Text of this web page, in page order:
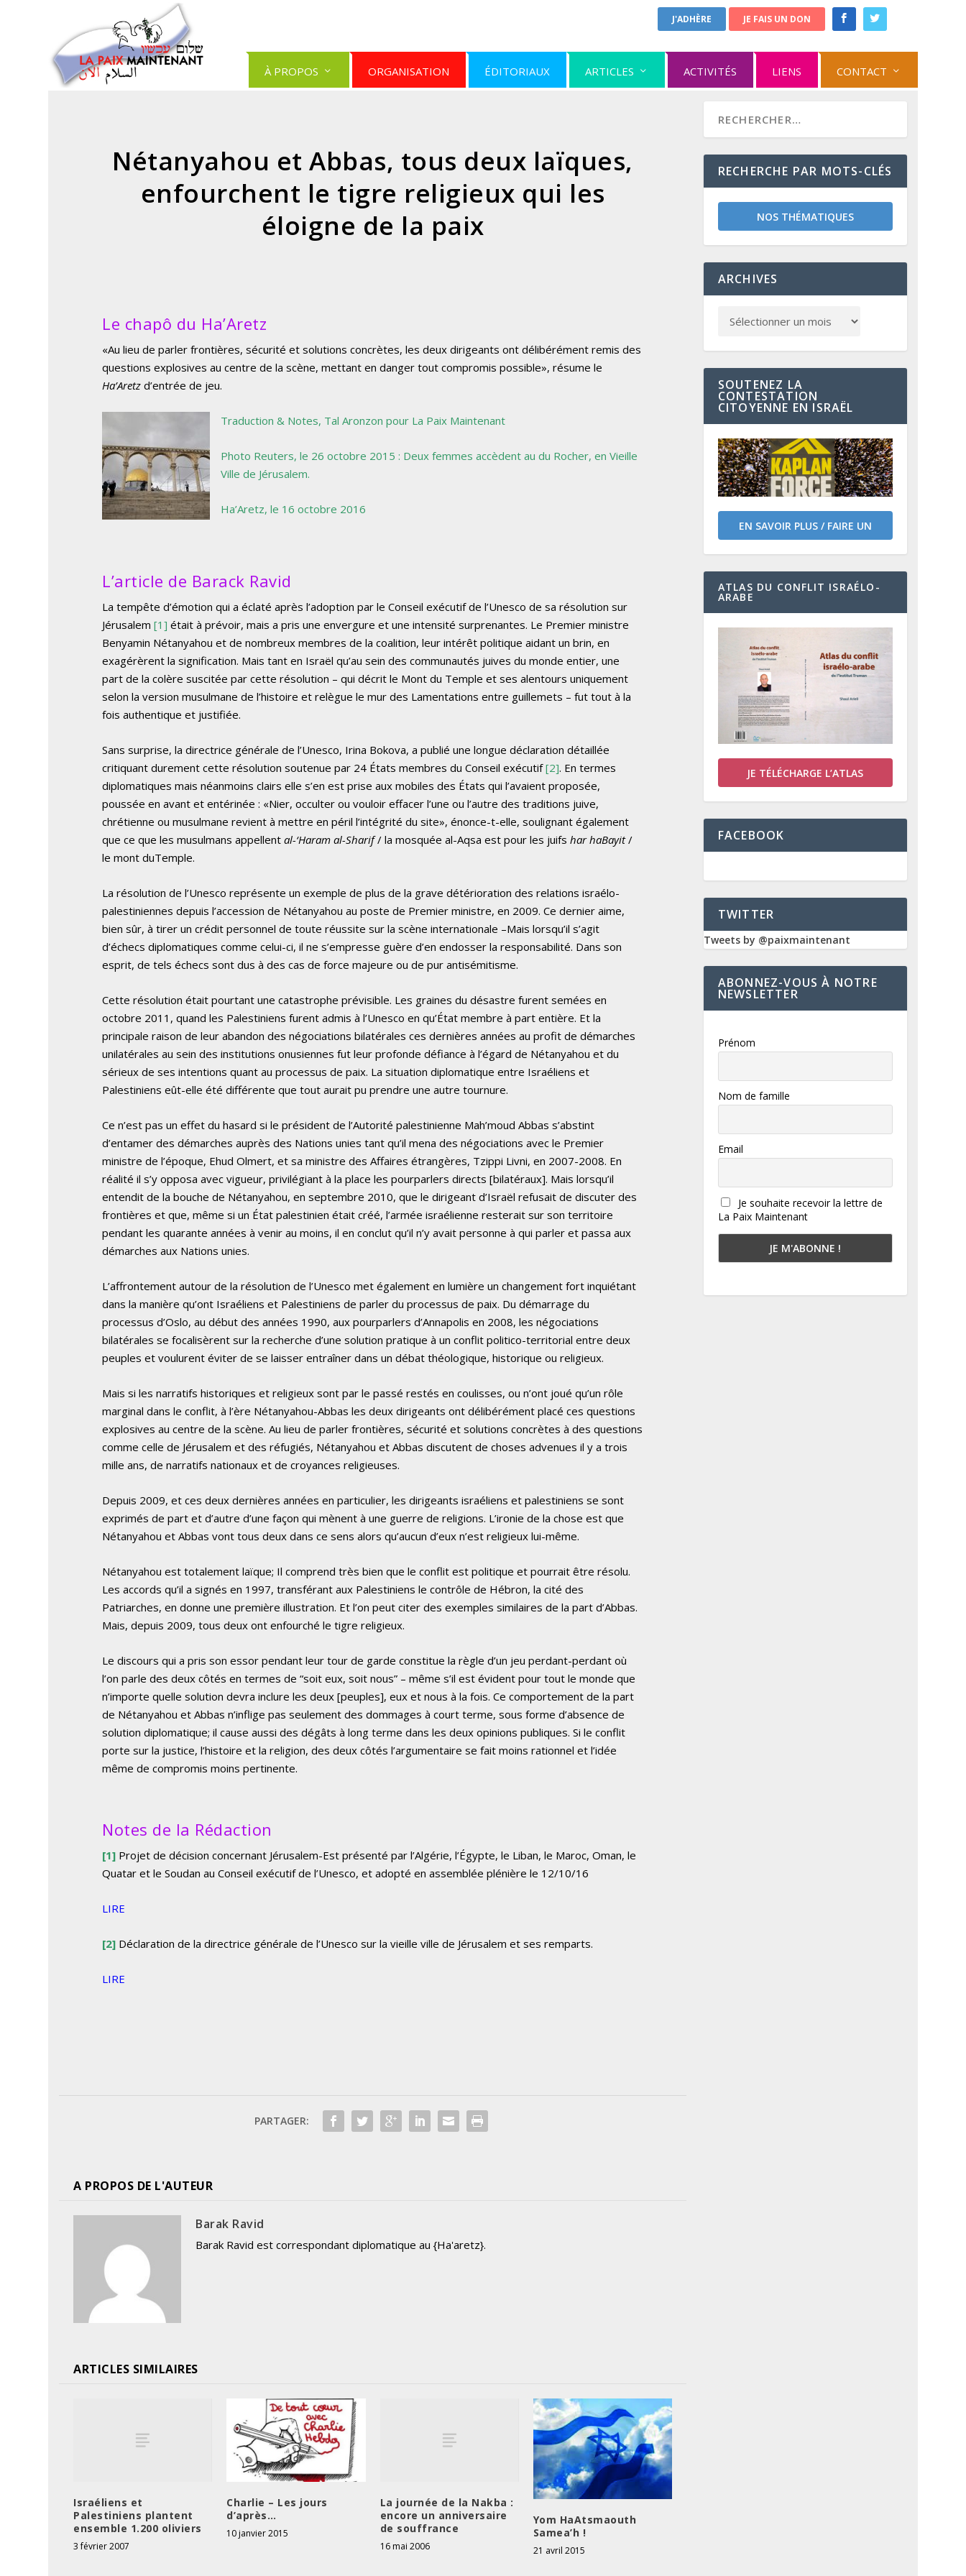
J'ADHÈRE JE FAIS UN DON
À PROPOS ORGANISATION ÉDITORIAUX ARTICLES ACTIVITÉS LIENS CONTACT
Nétanyahou et Abbas, tous deux laïques,
enfourchent le tigre religieux qui les
éloigne de la paix
Le chapô du Ha’Aretz
«Au lieu de parler frontières, sécurité et solutions concrètes, les deux dirigeants ont délibérément remis des
questions explosives au centre de la scène, mettant en danger tout compromis possible», résume le
Ha’Aretz d’entrée de jeu.
Traduction & Notes, Tal Aronzon pour La Paix Maintenant
Photo Reuters, le 26 octobre 2015 : Deux femmes accèdent au du Rocher, en Vieille
Ville de Jérusalem.
Ha’Aretz, le 16 octobre 2016
L’article de Barack Ravid
La tempête d’émotion qui a éclaté après l’adoption par le Conseil exécutif de l’Unesco de sa résolution sur
Jérusalem[1] était à prévoir, mais a pris une envergure et une intensité surprenantes. Le Premier ministre
Benyamin Nétanyahou et de nombreux membres de la coalition, leur intérêt politique aidant un brin, en
exagérèrent la signification. Mais tant en Israël qu’au sein des communautés juives du monde entier, une
part de la colère suscitée par cette résolution – qui décrit le Mont du Temple et ses alentours uniquement
selon la version musulmane de l’histoire et relègue le mur des Lamentations entre guillemets – fut tout à la
fois authentique et justifiée.
Sans surprise, la directrice générale de l’Unesco, Irina Bokova, a publié une longue déclaration détaillée
critiquant durement cette résolution soutenue par 24 États membres du Conseil exécutif[2]. En termes
diplomatiques mais néanmoins clairs elle s’en est prise aux mobiles des États qui l’avaient proposée,
poussée en avant et entérinée : «Nier, occulter ou vouloir effacer l’une ou l’autre des traditions juive,
chrétienne ou musulmane revient à mettre en péril l’intégrité du site», énonce-t-elle, soulignant également
que ce que les musulmans appellental-‘Haram al-Sharif/ la mosquée al-Aqsa est pour les juifshar haBayit/
le mont duTemple.
La résolution de l’Unesco représente un exemple de plus de la grave détérioration des relations israélo-
palestiniennes depuis l’accession de Nétanyahou au poste de Premier ministre, en 2009. Ce dernier aime,
bien sûr, à tirer un crédit personnel de toute réussite sur la scène internationale –Mais lorsqu’il s’agit
d’échecs diplomatiques comme celui-ci, il ne s’empresse guère d’en endosser la responsabilité. Dans son
esprit, de tels échecs sont dus à des cas de force majeure ou de pur antisémitisme.
Cette résolution était pourtant une catastrophe prévisible. Les graines du désastre furent semées en
octobre 2011, quand les Palestiniens furent admis à l’Unesco en qu’État membre à part entière. Et la
principale raison de leur abandon des négociations bilatérales ces dernières années au profit de démarches
unilatérales au sein des institutions onusiennes fut leur profonde défiance à l’égard de Nétanyahou et du
sérieux de ses intentions quant au processus de paix. La situation diplomatique entre Israéliens et
Palestiniens eût-elle été différente que tout aurait pu prendre une autre tournure.
Ce n’est pas un effet du hasard si le président de l’Autorité palestinienne Mah’moud Abbas s’abstint
d’entamer des démarches auprès des Nations unies tant qu’il mena des négociations avec le Premier
ministre de l’époque, Ehud Olmert, et sa ministre des Affaires étrangères, Tzippi Livni, en 2007-2008. En
réalité il s’y opposa avec vigueur, privilégiant à la place les pourparlers directs [bilatéraux]. Mais lorsqu’il
entendit de la bouche de Nétanyahou, en septembre 2010, que le dirigeant d’Israël refusait de discuter des
frontières et que, même si un État palestinien était créé, l’armée israélienne resterait sur son territoire
pendant les quarante années à venir au moins, il en conclut qu’il n’y avait personne à qui parler et passa aux
démarches aux Nations unies.
L’affrontement autour de la résolution de l’Unesco met également en lumière un changement fort inquiétant
dans la manière qu’ont Israéliens et Palestiniens de parler du processus de paix. Du démarrage du
processus d’Oslo, au début des années 1990, aux pourparlers d’Annapolis en 2008, les négociations
bilatérales se focalisèrent sur la recherche d’une solution pratique à un conflit politico-territorial entre deux
peuples et voulurent éviter de se laisser entraîner dans un débat théologique, historique ou religieux.
Mais si les narratifs historiques et religieux sont par le passé restés en coulisses, ou n’ont joué qu’un rôle
marginal dans le conflit, à l’ère Nétanyahou-Abbas les deux dirigeants ont délibérément placé ces questions
explosives au centre de la scène. Au lieu de parler frontières, sécurité et solutions concrètes à des questions
comme celle de Jérusalem et des réfugiés, Nétanyahou et Abbas discutent de choses advenues il y a trois
mille ans, de narratifs nationaux et de croyances religieuses.
Depuis 2009, et ces deux dernières années en particulier, les dirigeants israéliens et palestiniens se sont
exprimés de part et d’autre d’une façon qui mènent à une guerre de religions. L’ironie de la chose est que
Nétanyahou et Abbas vont tous deux dans ce sens alors qu’aucun d’eux n’est religieux lui-même.
Nétanyahou est totalement laïque; Il comprend très bien que le conflit est politique et pourrait être résolu.
Les accords qu’il a signés en 1997, transférant aux Palestiniens le contrôle de Hébron, la cité des
Patriarches, en donne une première illustration. Et l’on peut citer des exemples similaires de la part d’Abbas.
Mais, depuis 2009, tous deux ont enfourché le tigre religieux.
Le discours qui a pris son essor pendant leur tour de garde constitue la règle d’un jeu perdant-perdant où
l’on parle des deux côtés en termes de “soit eux, soit nous” – même s’il est évident pour tout le monde que
n’importe quelle solution devra inclure les deux [peuples], eux et nous à la fois. Ce comportement de la part
de Nétanyahou et Abbas n’inflige pas seulement des dommages à court terme, sous forme d’absence de
solution diplomatique; il cause aussi des dégâts à long terme dans les deux opinions publiques. Si le conflit
porte sur la justice, l’histoire et la religion, des deux côtés l’argumentaire se fait moins rationnel et l’idée
même de compromis moins pertinente.
Notes de la Rédaction
[1] Projet de décision concernant Jérusalem-Est présenté par l’Algérie, l’Égypte, le Liban, le Maroc, Oman, le
Quatar et le Soudan au Conseil exécutif de l’Unesco, et adopté en assemblée plénière le 12/10/16
LIRE
[2] Déclaration de la directrice générale de l’Unesco sur la vieille ville de Jérusalem et ses remparts.
LIRE
PARTAGER:
A PROPOS DE L'AUTEUR
Barak Ravid
Barak Ravid est correspondant diplomatique au {Ha'aretz}.
ARTICLES SIMILAIRES
Israéliens et
Palestiniens plantent
ensemble 1.200 oliviers
3 février 2007
Charlie – Les jours
d’après…
10 janvier 2015
La journée de la Nakba :
encore un anniversaire
de souffrance
16 mai 2006
Yom HaAtsmaouth
Samea’h !
21 avril 2015
RECHERCHE PAR MOTS-CLÉS
NOS THÉMATIQUES
ARCHIVES
SOUTENEZ LA
CONTESTATION
CITOYENNE EN ISRAËL
EN SAVOIR PLUS / FAIRE UN
DON
ATLAS DU CONFLIT ISRAÉLO-
ARABE
JE TÉLÉCHARGE L’ATLAS
FACEBOOK
TWITTER
Tweets by @paixmaintenant
ABONNEZ-VOUS À NOTRE
NEWSLETTER
Prénom
Nom de famille
Email
Je souhaite recevoir la lettre de
La Paix Maintenant